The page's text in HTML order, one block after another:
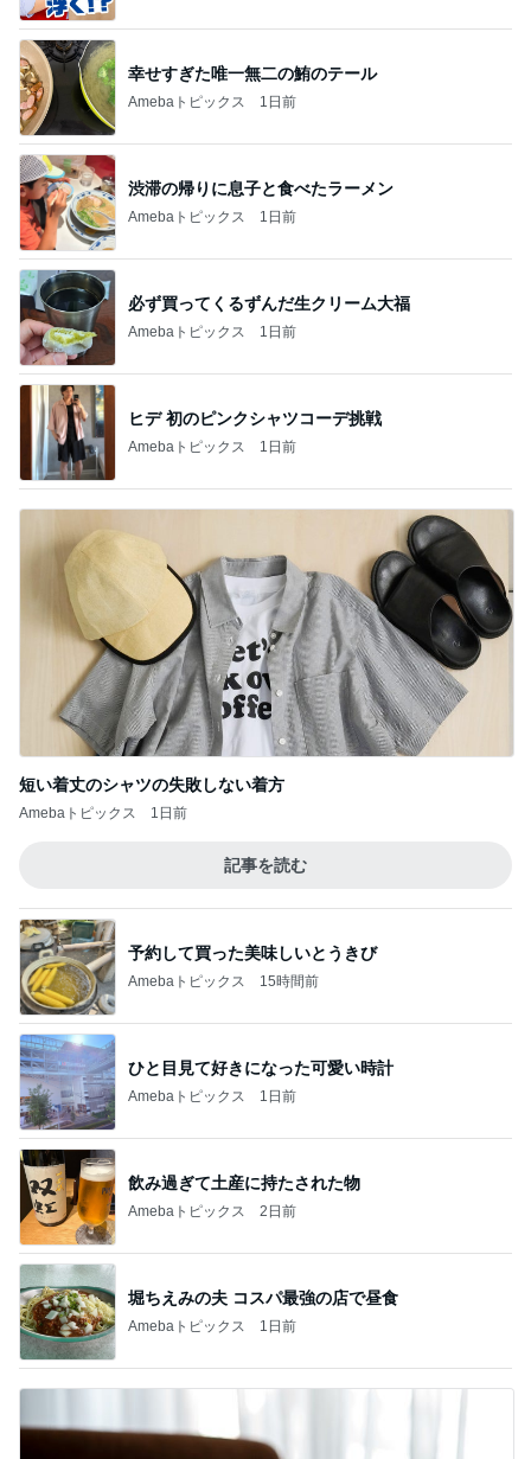
幸せすぎた唯一無二の鮪のテール
Amebaトピックス 1日前
渋滞の帰りに息子と食べたラーメン
Amebaトピックス 1日前
必ず買ってくるずんだ生クリーム大福
Amebaトピックス 1日前
ヒデ 初のピンクシャツコーデ挑戦
Amebaトピックス 1日前
短い着丈のシャツの失敗しない着方
Amebaトピックス 1日前
記事を読む
予約して買った美味しいとうきび
Amebaトピックス 15時間前
ひと目見て好きになった可愛い時計
Amebaトピックス 1日前
飲み過ぎて土産に持たされた物
Amebaトピックス 2日前
堀ちえみの夫 コスパ最強の店で昼食
Amebaトピックス 1日前